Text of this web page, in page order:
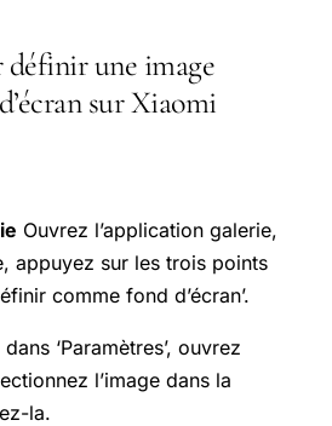
une image
sur Xiaomi
Ouvrez l’application galerie,
appuyez sur les trois points
comme fond d’écran’.
‘Paramètres’, ouvrez
l’image dans la
la.